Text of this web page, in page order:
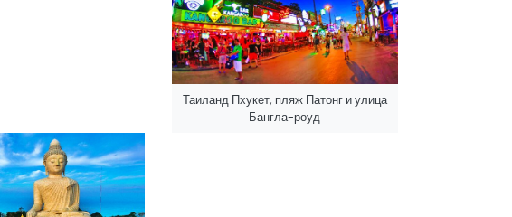
Таиланд Пхукет, пляж Патонг и улица
Бангла-роуд